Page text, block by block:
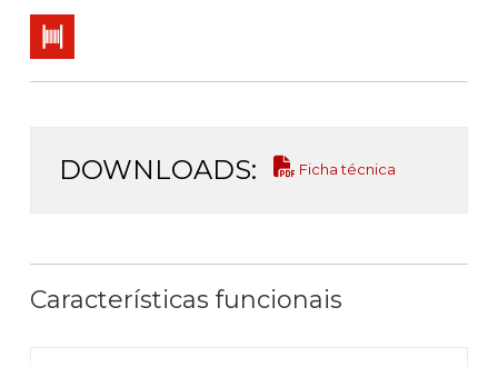
Bobina
DOWNLOADS: Ficha técnica
Características funcionais